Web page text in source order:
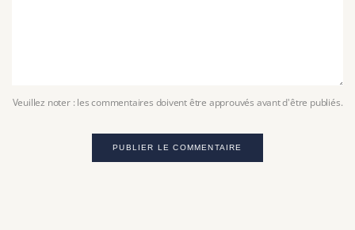
Veuillez noter : les commentaires doivent être approuvés avant d'être publiés.
PUBLIER LE COMMENTAIRE